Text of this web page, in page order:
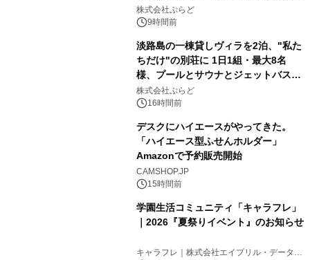
サウナも 「THE BOXY AWAJI」のお
得な素泊まり連泊プランで
株式会社ぷらど
9時間前
淡路島の一棟貸しヴィラを2泊、"私た
ちだけ"の別荘に 1日1組・最大8名
様、プールとサウナとジェットバス付
きで Villa Mon Temps AWAJIの連泊
素泊りプラン
株式会社ぷらど
16時間前
デスクにハイエースがやってきた。
「ハイエース型ふせんホルダー」
Amazonで予約販売開始
CAMSHOP.JP
15時間前
学園生活コミュニティ「キャラフレ」
｜2026『夏祭りイベント』のお知らせ
キャラフレ｜株式会社エイプリル・データ・